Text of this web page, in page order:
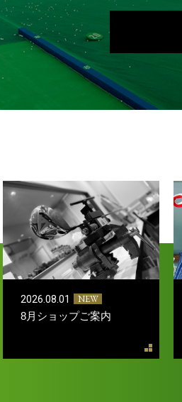
2026.08.01
NEW
8月ショップご案内